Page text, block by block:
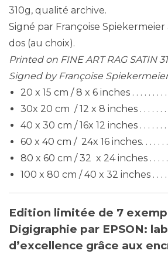
310g, qualité archive.
Signé par Françoise
dos (au choix).
Printed on FINE ART RAG SATIN
Signed by Françoise
20 x 15 cm / 8 x 6 inches . . . . . . . .
30x 20 cm / 12 x 8 inches . . . . . .
40 x 30 cm / 16x 12 inches . . . . .
60 x 40 cm / 24x 16 inches. . . . .
80 x 60 cm / 32 x 24 inches . . . .
100 x 80 cm / 40 x 32 inches . . .
Edition limitée de 7
Digigraphie par EPSON:
d’excellence grâce aux